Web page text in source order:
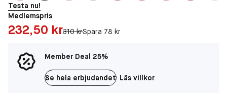
Testa nu!
Medlemspris
Pris: 232,50 kr
232,50 krOriginal pris:
310 krSpara 78 kr
Member Deal 25%
Se hela erbjudandet Läs villkor